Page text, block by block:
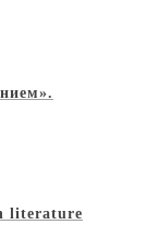
literature